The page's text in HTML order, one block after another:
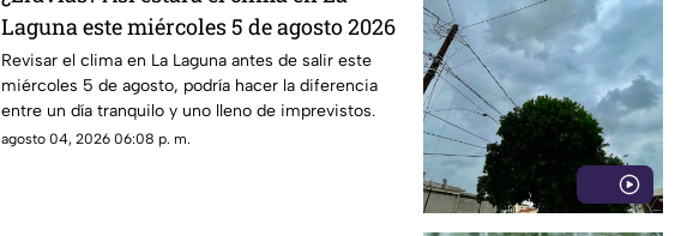
Laguna este miércoles 5 de agosto 2026
Revisar el clima en La Laguna antes de salir este
miércoles 5 de agosto, podría hacer la diferencia
entre un día tranquilo y uno lleno de imprevistos.
agosto 04, 2026 06:08 p. m.